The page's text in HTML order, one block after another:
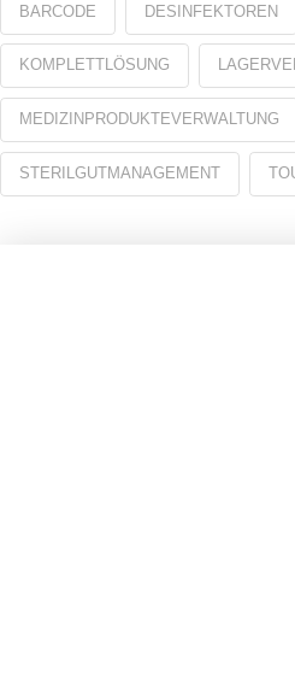
BARCODE DESINFEKTOREN
KOMPLETTLÖSUNG
MEDIZINPRODUKTEVERWALTUNG
STERILGUTMANAGEMENT